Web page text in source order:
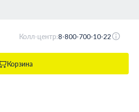
Колл-центр:8-800-700-10-22
Корзина